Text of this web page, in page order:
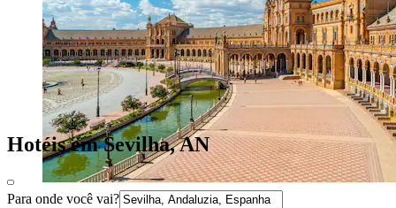
Hotéis em Sevilha, AN
Para onde você vai?